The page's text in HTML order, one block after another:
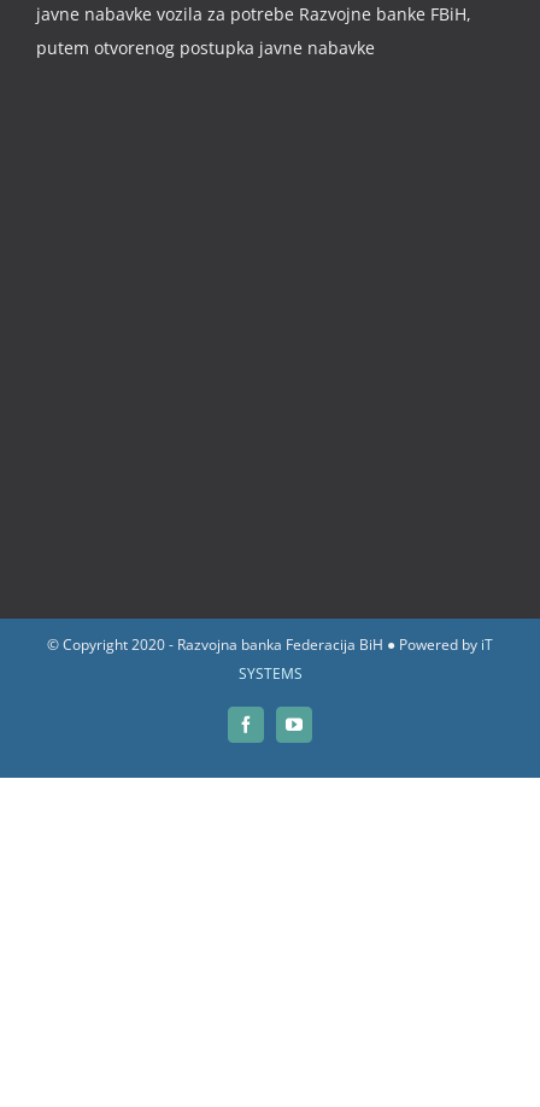
javne nabavke vozila za potrebe Razvojne banke FBiH,
putem otvorenog postupka javne nabavke
© Copyright 2020 - Razvojna banka Federacija BiH ● Powered by iT
SYSTEMS
FacebookYouTube